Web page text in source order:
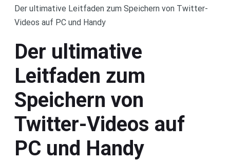
Der ultimative Leitfaden zum Speichern von Twitter-
Videos auf PC und Handy
Der ultimative
Leitfaden zum
Speichern von
Twitter-Videos auf
PC und Handy